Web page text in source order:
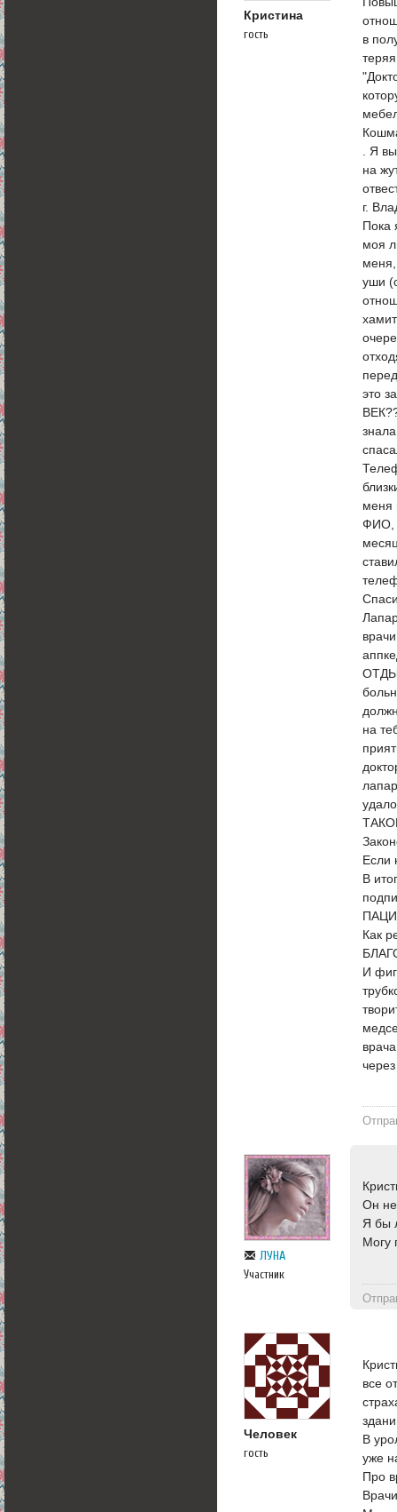
Кристина
гость
в
. Я
на
г.
Пока
моя
меня,
уши
это
меня
ФИО,
на
Если
В
Как
И
ЛУНА
Участник
Он
Я бы
Могу
Человек
гость
все
В
уже
Про